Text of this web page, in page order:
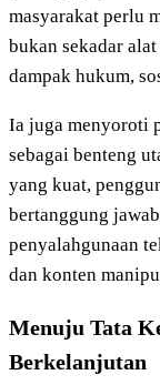
masyarakat perlu
bukan sekadar
dampak hukum,
Ia juga menyoroti
sebagai benteng
yang kuat,
bertanggung
penyalahgunaan
dan konten
Menuju Tata
Berkelanjutan